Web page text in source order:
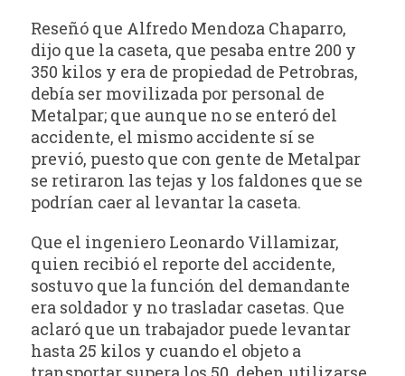
Reseñó que Alfredo Mendoza Chaparro,
dijo que la caseta, que pesaba entre 200 y
350 kilos y era de propiedad de Petrobras,
debía ser movilizada por personal de
Metalpar; que aunque no se enteró del
accidente, el mismo accidente sí se
previó, puesto que con gente de Metalpar
se retiraron las tejas y los faldones que se
podrían caer al levantar la caseta.
Que el ingeniero Leonardo Villamizar,
quien recibió el reporte del accidente,
sostuvo que la función del demandante
era soldador y no trasladar casetas. Que
aclaró que un trabajador puede levantar
hasta 25 kilos y cuando el objeto a